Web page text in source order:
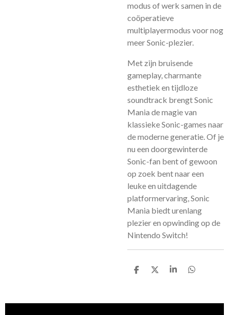
modus of werk samen in de
coöperatieve
multiplayermodus voor nog
meer Sonic-plezier.
Met zijn bruisende
gameplay, charmante
esthetiek en tijdloze
soundtrack brengt Sonic
Mania de magie van
klassieke Sonic-games naar
de moderne generatie. Of je
nu een doorgewinterde
Sonic-fan bent of gewoon
op zoek bent naar een
leuke en uitdagende
platformervaring, Sonic
Mania biedt urenlang
plezier en opwinding op de
Nintendo Switch!
D
n
D
S
e
D
n